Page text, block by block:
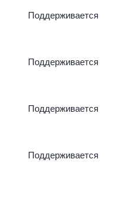
Поддерживается
Поддерживается
Поддерживается
Поддерживается